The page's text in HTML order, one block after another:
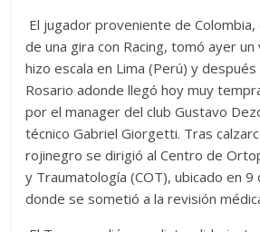
El jugador proveniente de
de una gira con Racing, tomó ayer un
hizo escala en Lima (Perú) y
Rosario adonde llegó hoy muy
por el manager del club Gustavo
técnico Gabriel Giorgetti. Tras
rojinegro se dirigió al Centro de
y Traumatología (COT), ubicado en 9
donde se sometió a la revisión